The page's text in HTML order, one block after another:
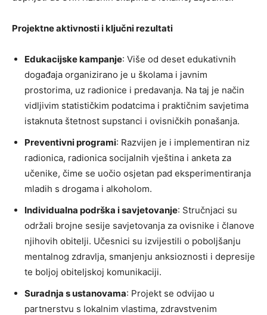
Projektne aktivnosti i ključni rezultati
Edukacijske kampanje: Više od deset edukativnih
događaja organizirano je u školama i javnim
prostorima, uz radionice i predavanja. Na taj je način
vidljivim statističkim podatcima i praktičnim savjetima
istaknuta štetnost supstanci i ovisničkih ponašanja.
Preventivni programi: Razvijen je i implementiran niz
radionica, radionica socijalnih vještina i anketa za
učenike, čime se uočio osjetan pad eksperimentiranja
mladih s drogama i alkoholom.
Individualna podrška i savjetovanje: Stručnjaci su
održali brojne sesije savjetovanja za ovisnike i članove
njihovih obitelji. Učesnici su izvijestili o poboljšanju
mentalnog zdravlja, smanjenju anksioznosti i depresije
te boljoj obiteljskoj komunikaciji.
Suradnja s ustanovama: Projekt se odvijao u
partnerstvu s lokalnim vlastima, zdravstvenim